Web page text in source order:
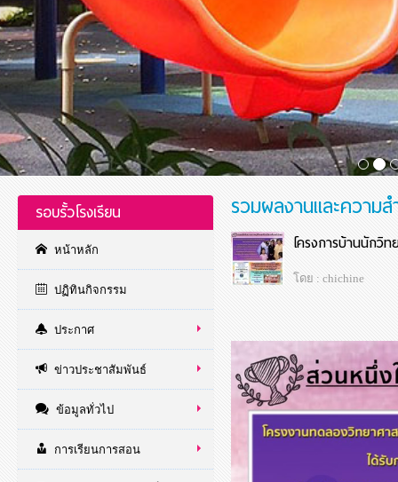
รอบรั้วโรงเรียน
หน้าหลัก
ปฏิทินกิจกรรม
ประกาศ
ข่าวประชาสัมพันธ์
ข้อมูลทั่วไป
การเรียนการสอน
รวมผลงานและความส
โครงการบ้านนักวิ
โดย : chichine